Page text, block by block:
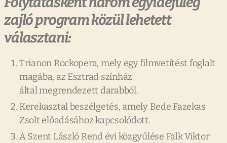
zajló program közül lehetett
választani:
Trianon Rockopera, mely egy filmvetítést foglalt
magába, az Esztrad színház
által megrendezett darabból.
Kerekasztal beszélgetés, amely Bede Fazekas
Zsolt előadásához kapcsolódott.
A Szent László Rend évi közgyűlése Falk Viktor